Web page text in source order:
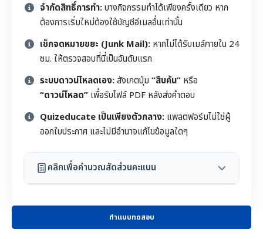
จำกัดสิทธิ์การทำ:บางกิจกรรมทำได้เพียงครั้งเดียว หาก
ต้องการเริ่มใหม่ต้องใช้บัญชีอีเมลอื่นเท่านั้น
เช็กจดหมายขยะ (Junk Mail): หากไม่ได้รับเมล์ภายใน 24
ชม. ให้ตรวจสอบที่นี่เป็นอันดับแรก
ระบบดาวน์โหลดเอง:สังเกตปุ่ม “สืบค้น” หรือ
“ดาวน์โหลด” เพื่อรับไฟล์ PDF หลังส่งคำตอบ
Quizeducate เป็นเพียงตัวกลาง: แพลตฟอร์มไม่ใช่ผู้
ออกใบประกาศ และไม่มีอำนาจแก้ไขข้อมูลใดๆ
คลิกเพื่อคำนวณสัดส่วนคะแนน
ทำแบบทดสอบ